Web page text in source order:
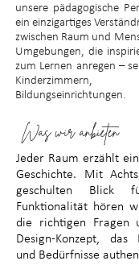
unsere pädagogische
ein einzigartiges
zwischen Raum und
Umgebungen, die
zum Lernen anregen –
Bildungseinrichtungen.
Was wir anbieten
Jeder Raum erzählt
Geschichte. Mit
geschulten Blick
Funktionalität hören
die richtigen Fragen
Design-Konzept, das
und Bedürfnisse